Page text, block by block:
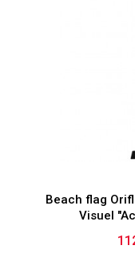
Beach flag
Visuel